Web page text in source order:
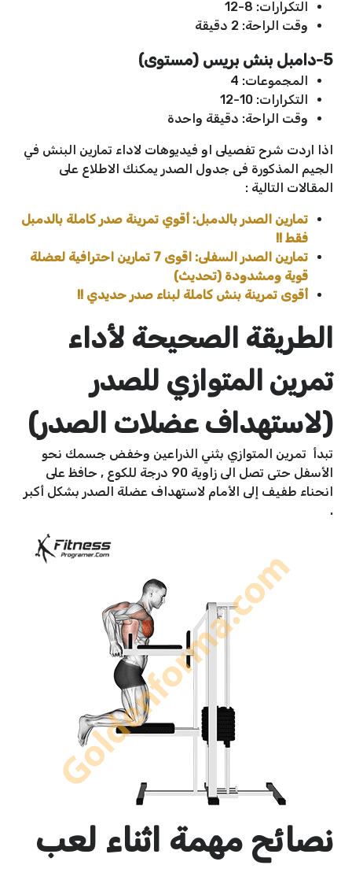
التكرارات: 8-12
وقت الراحة: 2 دقيقة
5-دامبل بنش بريس (مستوى)
المجموعات: 4
التكرارات: 10-12
وقت الراحة: دقيقة واحدة
اذا اردت شرح تفصيلى او فيديوهات لاداء تمارين البنش في
الجيم المذكورة فى جدول الصدر يمكنك الاطلاع على
المقالات التالية :
تمارين الصدر بالدمبل: أقوي تمرينة صدر كاملة بالدمبل
فقط !!
تمارين الصدر السفلى: اقوى 7 تمارين احترافية لعضلة
قوية ومشدودة (تحديث)
أقوى تمرينة بنش كاملة لبناء صدر حديدي !!
الطريقة الصحيحة لأداء
تمرين المتوازي للصدر
(لاستهداف عضلات الصدر)
تبدأ تمرين المتوازي بثني الذراعين وخفض جسمك نحو
الأسفل حتى تصل الى زاوية 90 درجة للكوع , حافظ على
انحناء طفيف إلى الأمام لاستهداف عضلة الصدر بشكل أكبر
.
نصائح مهمة اثناء لعب